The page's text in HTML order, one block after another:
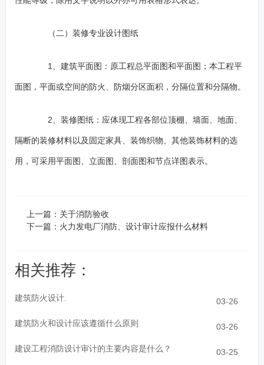
（二）装修专业设计图纸
1、建筑平面图：原工程总平面图和平面图；本工程平
面图，平面或空间的防火、防烟分区面积，分隔位置和分隔物。
2、装修图纸：应体现工程各部位顶棚、墙面、地面、
隔断的装修材料以及固定家具、装饰织物、其他装饰材料的选
用，可采用平面图、立面图、剖面图和节点详图表示。
上一篇： 关于消防验收
下一篇： 火力发电厂消防、设计审计应报什么材料
相关推荐：
建筑防火设计. 03-26
建筑防火和设计应该遵循什么原则 03-26
建设工程消防设计审计的主要内容是什么？ 03-25